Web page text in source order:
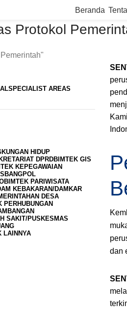
Beranda
Protokol
SPECIALIST AREAS
HIDUP
DPRDBIMTEK GIS
KEPEGAWAIAN
BIMTEK PARIWISATA
KEBAKARAN/DAMKAR
DESA
PERHUBUNGAN
SAKIT/PUSKESMAS
LAINNYA
dan